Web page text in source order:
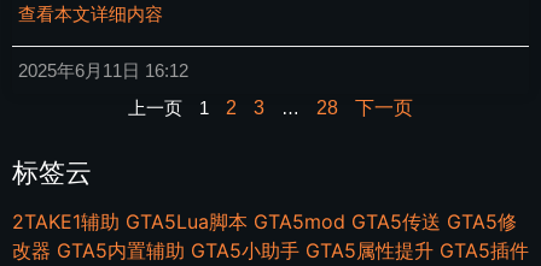
查看本文详细内容
2025年6月11日 16:12
上一页
1 2 3 … 28 下一页
标签云
2TAKE1辅助 GTA5Lua脚本 GTA5mod GTA5传送 GTA5修
改器 GTA5内置辅助 GTA5小助手 GTA5属性提升 GTA5插件